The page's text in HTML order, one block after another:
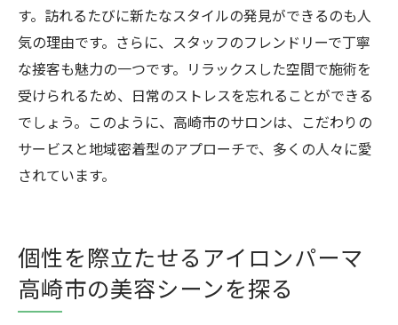
す。訪れるたびに新たなスタイルの発見ができるのも人
気の理由です。さらに、スタッフのフレンドリーで丁寧
な接客も魅力の一つです。リラックスした空間で施術を
受けられるため、日常のストレスを忘れることができる
でしょう。このように、高崎市のサロンは、こだわりの
サービスと地域密着型のアプローチで、多くの人々に愛
されています。
個性を際立たせるアイロンパーマ
高崎市の美容シーンを探る